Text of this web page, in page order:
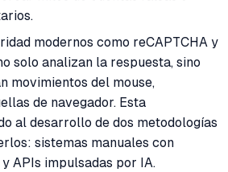
modernos como reCAPTCHA y
solo analizan la respuesta, sino
movimientos del mouse,
de navegador. Esta
al desarrollo de dos metodologías
sistemas manuales con
APIs impulsadas por IA.